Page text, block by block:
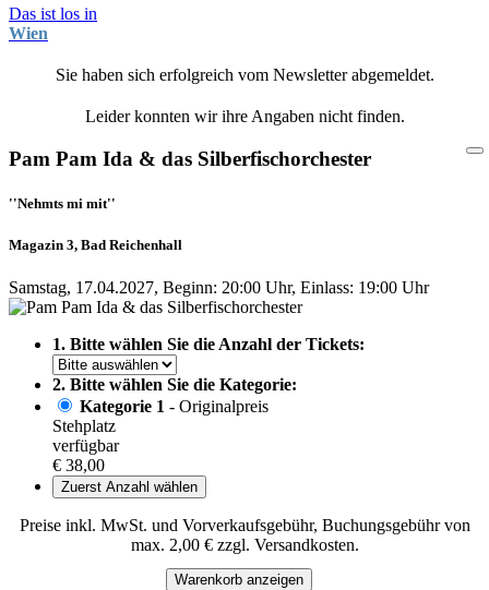
Das ist los in
Wien
Sie haben sich erfolgreich vom Newsletter abgemeldet.
Leider konnten wir ihre Angaben nicht finden.
Pam Pam Ida & das Silberfischorchester
''Nehmts mi mit''
Magazin 3, Bad Reichenhall
Samstag, 17.04.2027, Beginn: 20:00 Uhr, Einlass: 19:00 Uhr
1. Bitte wählen Sie die Anzahl der Tickets:
2. Bitte wählen Sie die Kategorie:
Kategorie 1 - Originalpreis
Stehplatz
verfügbar
€ 38,00
Zuerst Anzahl wählen
Preise inkl. MwSt. und Vorverkaufsgebühr, Buchungsgebühr von
max. 2,00 € zzgl. Versandkosten.
Warenkorb anzeigen